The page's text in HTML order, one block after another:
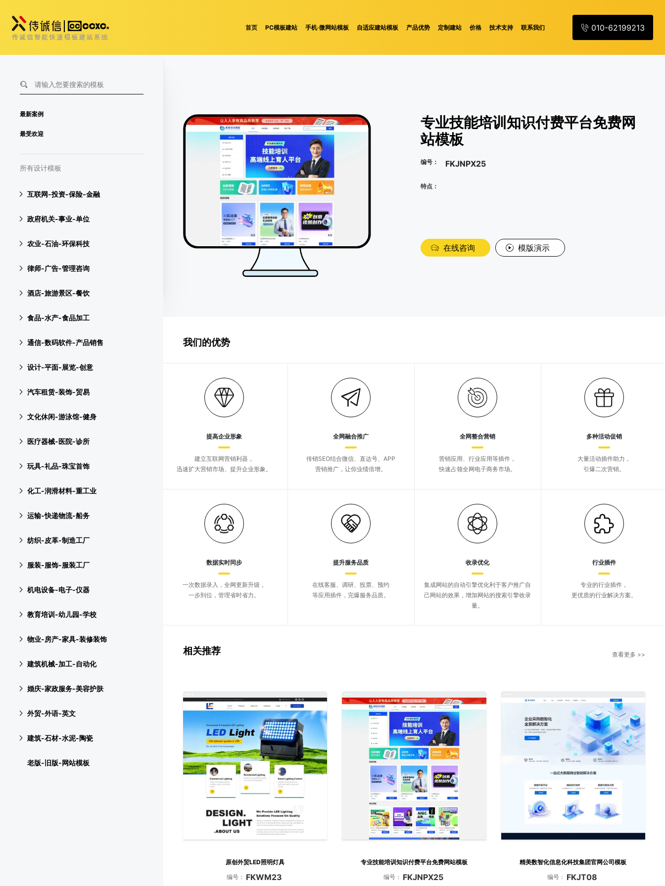
首页 PC模板建站 手机·微网站模板 自适应建站模板 产品优势 定制建站 价格 技术支持 联系我们 010-62199213
最新案例
最受欢迎
所有设计模板
互联网-投资-保险-金融
政府机关-事业-单位
农业-石油-环保科技
律师-广告-管理咨询
酒店-旅游景区-餐饮
食品-水产-食品加工
通信-数码软件-产品销售
设计-平面-展览-创意
汽车租赁-装饰-贸易
文化休闲-游泳馆-健身
医疗器械-医院-诊所
玩具-礼品-珠宝首饰
化工-润滑材料-重工业
运输-快递物流-船务
纺织-皮革-制造工厂
服装-服饰-服装工厂
机电设备-电子-仪器
教育培训-幼儿园-学校
物业-房产-家具-装修装饰
建筑机械-加工-自动化
婚庆-家政服务-美容护肤
外贸-外语-英文
建筑-石材-水泥-陶瓷
老版-旧版-网站模板
专业技能培训知识付费平台免费网
站模板
编号： FKJNPX25
特点：
在线咨询 模版演示
我们的优势
提高企业形象
建立互联网营销利器，
迅速扩大营销市场、提升企业形象。
全网融合推广
传销SEO结合微信、直达号、APP
营销推广，让你业绩倍增。
全网整合营销
营销应用、行业应用等插件，
快速占领全网电子商务市场。
多种活动促销
大量活动插件助力，
引爆二次营销。
数据实时同步
一次数据录入，全网更新升级，
一步到位，管理省时省力。
提升服务品质
在线客服、调研、投票、预约
等应用插件，完爆服务品质。
收录优化
集成网站的自动引擎优化利于客户推广自
己网站的效果，增加网站的搜索引擎收录
量。
行业插件
专业的行业插件，
更优质的行业解决方案。
相关推荐 查看更多 >>
原创外贸LED照明灯具
编号： FKWM23
专业技能培训知识付费平台免费网站模板
编号： FKJNPX25
精美数智化信息化科技集团官网公司模板
编号： FKJT08